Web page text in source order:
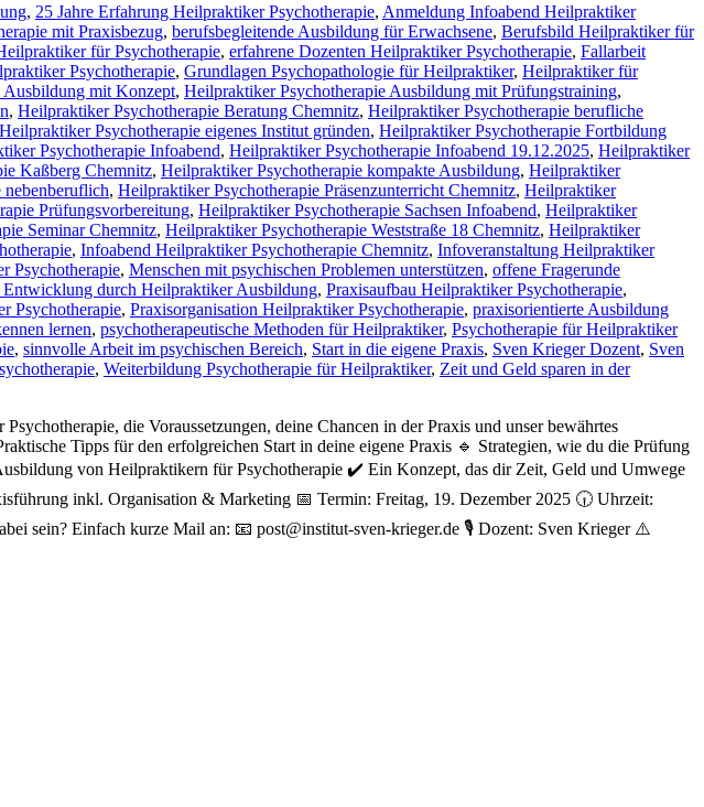
, 25 Jahre Erfahrung Heilpraktiker Psychotherapie, Anmeldung Infoabend Heilpraktiker
mit Praxisbezug, berufsbegleitende Ausbildung für Erwachsene, Berufsbild Heilpraktiker für
für Psychotherapie, erfahrene Dozenten Heilpraktiker Psychotherapie, Fallarbeit
Psychotherapie, Grundlagen Psychopathologie für Heilpraktiker, Heilpraktiker für
mit Konzept, Heilpraktiker Psychotherapie Ausbildung mit Prüfungstraining,
, Heilpraktiker Psychotherapie Beratung Chemnitz, Heilpraktiker Psychotherapie berufliche
Heilpraktiker Psychotherapie eigenes Institut gründen, Heilpraktiker Psychotherapie Fortbildung
Psychotherapie Infoabend, Heilpraktiker Psychotherapie Infoabend 19.12.2025, Heilpraktiker
Kaßberg Chemnitz, Heilpraktiker Psychotherapie kompakte Ausbildung, Heilpraktiker
, Heilpraktiker Psychotherapie Präsenzunterricht Chemnitz, Heilpraktiker
Prüfungsvorbereitung, Heilpraktiker Psychotherapie Sachsen Infoabend, Heilpraktiker
Seminar Chemnitz, Heilpraktiker Psychotherapie Weststraße 18 Chemnitz, Heilpraktiker
, Infoabend Heilpraktiker Psychotherapie Chemnitz, Infoveranstaltung Heilpraktiker
Psychotherapie, Menschen mit psychischen Problemen unterstützen, offene Fragerunde
Entwicklung durch Heilpraktiker Ausbildung, Praxisaufbau Heilpraktiker Psychotherapie,
Psychotherapie, Praxisorganisation Heilpraktiker Psychotherapie, praxisorientierte Ausbildung
lernen, psychotherapeutische Methoden für Heilpraktiker, Psychotherapie für Heilpraktiker
, sinnvolle Arbeit im psychischen Bereich, Start in die eigene Praxis, Sven Krieger Dozent, Sven
, Weiterbildung Psychotherapie für Heilpraktiker, Zeit und Geld sparen in der
die Voraussetzungen, deine Chancen in der Praxis und unser bewährtes
Tipps für den erfolgreichen Start in deine eigene Praxis 🔹 Strategien, wie du die Prüfung
von Heilpraktikern für Psychotherapie ✔️ Ein Konzept, das dir Zeit, Geld und Umwege
inkl. Organisation & Marketing 📅 Termin: Freitag, 19. Dezember 2025 🕡 Uhrzeit:
sein? Einfach kurze Mail an: 📧 post@institut-sven-krieger.de 🎙️ Dozent: Sven Krieger ⚠️